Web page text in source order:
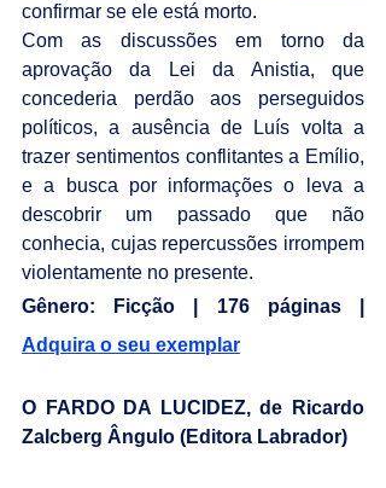
confirmar se ele está morto.
Com as discussões em torno da
aprovação da Lei da Anistia, que
concederia perdão aos perseguidos
políticos, a ausência de Luís volta a
trazer sentimentos conflitantes a Emílio,
e a busca por informações o leva a
descobrir um passado que não
conhecia, cujas repercussões irrompem
violentamente no presente.
Adquira o seu exemplar
O FARDO DA LUCIDEZ, de Ricardo
Zalcberg Ângulo (Editora Labrador)